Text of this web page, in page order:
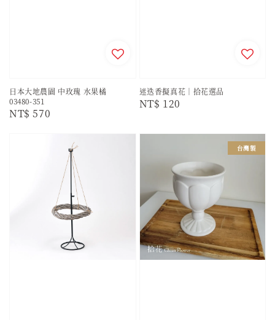
日本大地農園 中玫瑰 水果橘
03480-351
Regular
NT$ 570
迷迭香擬真花｜拾花選品
Regular
NT$ 120
台灣製